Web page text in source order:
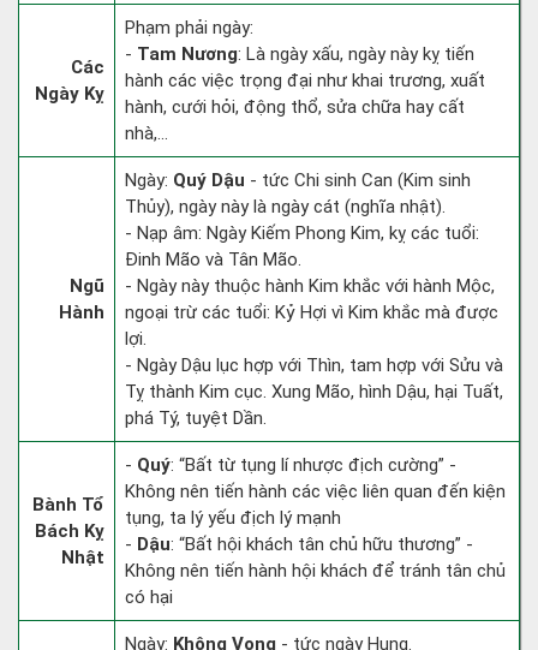
Các
Ngày Kỵ
Phạm phải ngày:
- Tam Nương: Là ngày xấu, ngày này kỵ tiến
hành các việc trọng đại như khai trương, xuất
hành, cưới hỏi, động thổ, sửa chữa hay cất
nhà,...
Ngũ
Hành
Ngày: Quý Dậu - tức Chi sinh Can (Kim sinh
Thủy), ngày này là ngày cát (nghĩa nhật).
- Nạp âm: Ngày Kiếm Phong Kim, kỵ các tuổi:
Đinh Mão và Tân Mão.
- Ngày này thuộc hành Kim khắc với hành Mộc,
ngoại trừ các tuổi: Kỷ Hợi vì Kim khắc mà được
lợi.
- Ngày Dậu lục hợp với Thìn, tam hợp với Sửu và
Tỵ thành Kim cục. Xung Mão, hình Dậu, hại Tuất,
phá Tý, tuyệt Dần.
Bành Tổ
Bách Kỵ
Nhật
- Quý: “Bất từ tụng lí nhược địch cường” -
Không nên tiến hành các việc liên quan đến kiện
tụng, ta lý yếu địch lý mạnh
- Dậu: “Bất hội khách tân chủ hữu thương” -
Không nên tiến hành hội khách để tránh tân chủ
có hại
Ngày: Không Vong - tức ngày Hung.